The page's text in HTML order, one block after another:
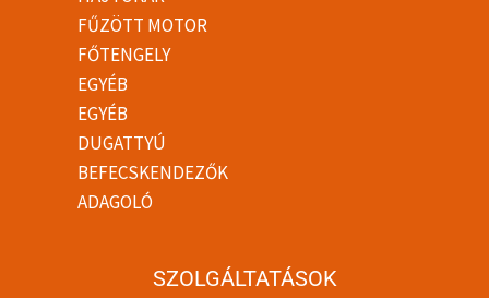
FŰZÖTT MOTOR
FŐTENGELY
EGYÉB
EGYÉB
DUGATTYÚ
BEFECSKENDEZŐK
ADAGOLÓ
SZOLGÁLTATÁSOK